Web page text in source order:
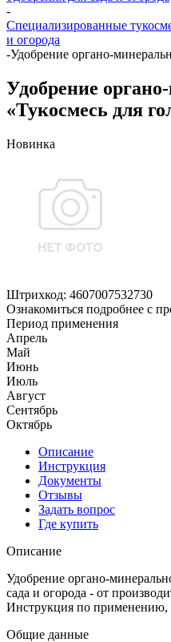
-
Специализированные
и огорода
-Удобрение органо-
Удобрение
«Тукосмесь для
Новинка
Штрихкод: 4607007532730
Ознакомиться подробнее с
Период применения
Апрель
Май
Июнь
Июль
Август
Сентябрь
Октябрь
Описание
Инструкция
Документы
Отзывы
Задать вопрос
Где купить
Описание
Удобрение органо-
сада и огорода - от
Инструкция по применению,
Общие данные